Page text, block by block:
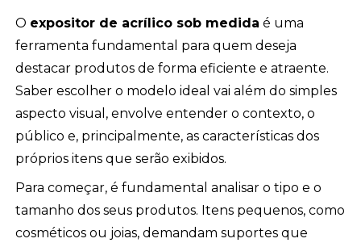
O expositor de acrílico sob medida é uma
ferramenta fundamental para quem deseja
destacar produtos de forma eficiente e atraente.
Saber escolher o modelo ideal vai além do simples
aspecto visual, envolve entender o contexto, o
público e, principalmente, as características dos
próprios itens que serão exibidos.
Para começar, é fundamental analisar o tipo e o
tamanho dos seus produtos. Itens pequenos, como
cosméticos ou joias, demandam suportes que